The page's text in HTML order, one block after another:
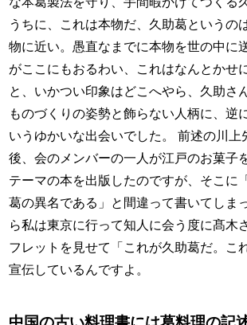
うちに、これは本物だ、久助葛というの
物に近い。愚直なまでに本物を世の中に
がここにもおるわい、これはなんとかせ
と、いかつい印象はどこへやら、久助さ
ものづくりの姿勢と飾らない人柄に、逆
いうゆかいな出会いでした。 前述の川上
後、会のメンバーの一人が江戸のお菓子
テーマの本を出版したのですが、そこに
葛の異名である」と間違って書いてしま
ら私は東京に行って知人に会う度に髙木
フレットを見せて「これが久助葛だ。こ
宣伝しているんですよ。